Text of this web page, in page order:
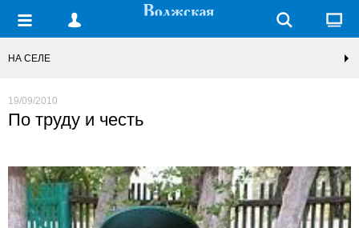
НА СЕЛЕ
19/09/2010
По труду и честь